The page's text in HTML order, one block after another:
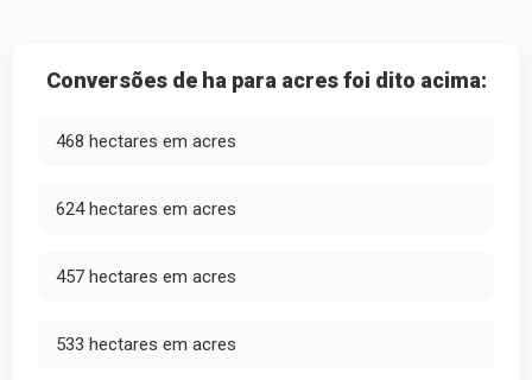
Conversões de ha para acres foi dito acima:
468 hectares em acres
624 hectares em acres
457 hectares em acres
533 hectares em acres